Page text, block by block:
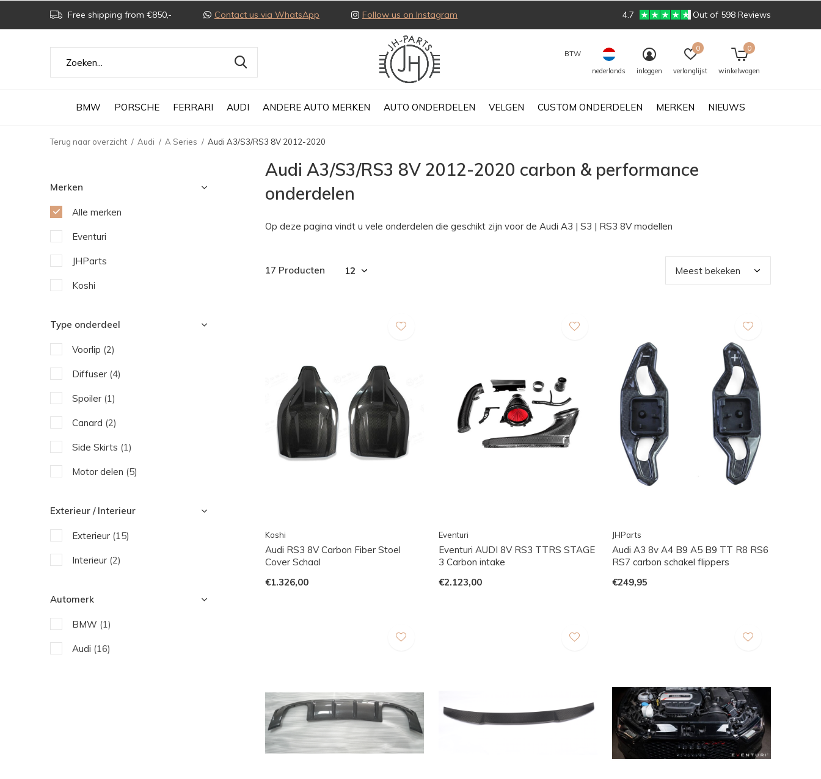
BMW PORSCHE FERRARI AUDI ANDERE AUTO MERKEN AUTO ONDERDELEN VELGEN CUSTOM ONDERDELEN MERKEN NIEUWS
BTW
nederlands
inloggen verlanglijst
0
winkelwagen
0
Free shipping from €850,- Contact us via WhatsApp Follow us on Instagram 4.7 Out of 598 Reviews
Terug naar overzicht Audi A Series Audi A3/S3/RS3 8V 2012-2020
Audi A3/S3/RS3 8V 2012-2020 carbon & performance
onderdelen
Op deze pagina vindt u vele onderdelen die geschikt zijn voor de Audi A3 | S3 | RS3 8V modellen
17 Producten
Koshi
Audi RS3 8V Carbon Fiber Stoel
Cover Schaal
€1.326,00
Eventuri
Eventuri AUDI 8V RS3 TTRS STAGE
3 Carbon intake
€2.123,00
JHParts
Audi A3 8v A4 B9 A5 B9 TT R8 RS6
RS7 carbon schakel flippers
€249,95
Merken
Alle merken
Eventuri
JHParts
Koshi
Type onderdeel
Voorlip (2)
Diffuser (4)
Spoiler (1)
Canard (2)
Side Skirts (1)
Motor delen (5)
Exterieur / Interieur
Exterieur (15)
Interieur (2)
Automerk
BMW (1)
Audi (16)